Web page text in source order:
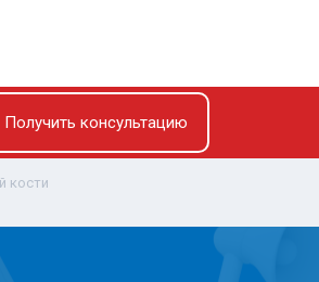
Получить консультацию
кости